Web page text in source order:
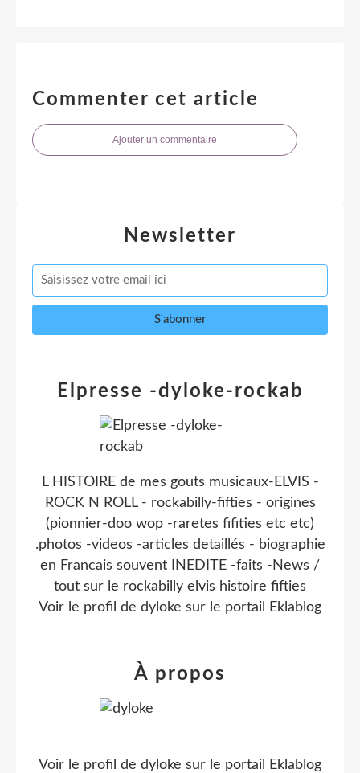
Commenter cet article
Ajouter un commentaire
Newsletter
Elpresse -dyloke-rockab
L HISTOIRE de mes gouts musicaux-ELVIS -
ROCK N ROLL - rockabilly-fifties - origines
(pionnier-doo wop -raretes fifities etc etc)
.photos -videos -articles detaillés - biographie
en Francais souvent INEDITE -faits -News /
tout sur le rockabilly elvis histoire fifties
Voir le profil de dyloke sur le portail Eklablog
À propos
Voir le profil de dyloke sur le portail Eklablog